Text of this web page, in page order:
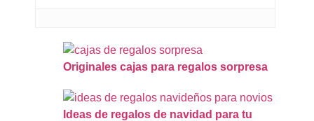
Originales cajas para regalos sorpresa
Ideas de regalos de navidad para tu